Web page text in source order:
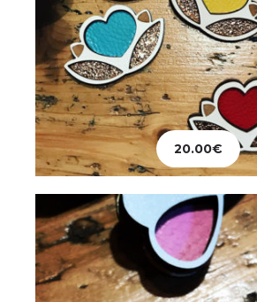
Ajouter au panier
20.00€
Bijoux
Broche Pétales
18.00€